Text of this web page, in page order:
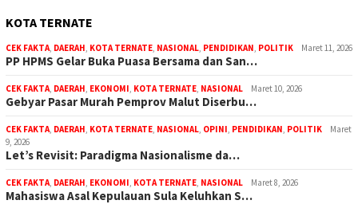
KOTA TERNATE
CEK FAKTA, DAERAH, KOTA TERNATE, NASIONAL, PENDIDIKAN, POLITIK Maret 11, 2026
PP HPMS Gelar Buka Puasa Bersama dan San…
CEK FAKTA, DAERAH, EKONOMI, KOTA TERNATE, NASIONAL Maret 10, 2026
Gebyar Pasar Murah Pemprov Malut Diserbu…
CEK FAKTA, DAERAH, KOTA TERNATE, NASIONAL, OPINI, PENDIDIKAN, POLITIK
Maret
9, 2026
Let’s Revisit: Paradigma Nasionalisme da…
CEK FAKTA, DAERAH, EKONOMI, KOTA TERNATE, NASIONAL Maret 8, 2026
Mahasiswa Asal Kepulauan Sula Keluhkan S…